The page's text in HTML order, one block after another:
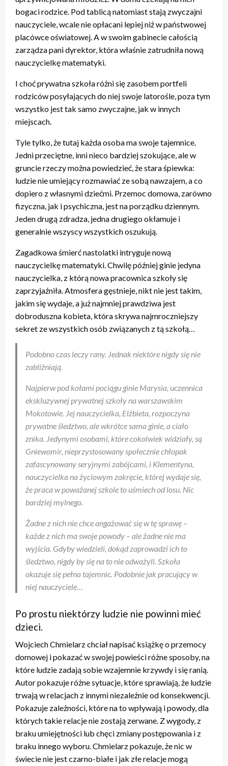
bogaci rodzice. Pod tablicą natomiast stają zwyczajni
nauczyciele, wcale nie opłacani lepiej niż w państwowej
placówce oświatowej. A w swoim gabinecie całością
zarządza pani dyrektor, która właśnie zatrudniła nową
nauczycielkę matematyki.
I choć prywatna szkoła różni się zasobem portfeli
rodziców posyłających do niej swoje latorośle, poza tym
wszystko jest tak samo zwyczajne, jak w innych
miejscach.
Tyle tylko, że tutaj każda osoba ma swoje tajemnice.
Jedni przeciętne, inni nieco bardziej szokujące, ale w
gruncie rzeczy można powiedzieć, że stara śpiewka:
ludzie nie umiejący rozmawiać ze sobą nawzajem, a co
dopiero z własnymi dziećmi. Przemoc domowa, zarówno
fizyczna, jak i psychiczna, jest na porządku dziennym.
Jeden drugą zdradza, jedna drugiego okłamuje i
generalnie wszyscy wszystkich oszukują.
Zagadkowa śmierć nastolatki intryguje nową
nauczycielkę matematyki. Chwilę później ginie jedyna
nauczycielka, z którą nowa pracownica szkoły się
zaprzyjaźniła. Atmosfera gęstnieje, nikt nie jest takim,
jakim się wydaje, a już najmniej prawdziwa jest
dobroduszna kobieta, która skrywa najmroczniejszy
sekret ze wszystkich osób związanych z tą szkołą…
Podobno czas leczy rany. Jednak niektóre nigdy się nie
zabliźniają.
Najpierw pod kołami pociągu ginie Marysia, uczennica
ekskluzywnej prywatnej szkoły na warszawskim
Mokotowie. Jej nauczycielka, Elżbieta, rozpoczyna
prywatne śledztwo, ale wkrótce sama ginie, a ciało
znika. Jedynymi osobami, które cokolwiek widziały, są
Gniewomir, nieprzystosowany społecznie chłopak
zafascynowany seryjnymi zabójcami, i Klementyna,
nauczycielka na życiowym zakręcie, której wydaje się,
że praca w poważanej szkole to uśmiech od losu. Nic
bardziej mylnego.
Żadne z nich nie chce angażować się w tę sprawę –
każde z nich ma swoje powody – ale żadne nie ma
wyjścia. Gdyby wiedzieli, dokąd zaprowadzi ich to
śledztwo, nigdy by się na to nie odważyli. Szkoła
okazuje się pełna tajemnic. Podobnie jak pracujący w
niej nauczyciele…
Po prostu niektórzy ludzie nie powinni mieć
dzieci.
Wojciech Chmielarz chciał napisać książkę o przemocy
domowej i pokazać w swojej powieści różne sposoby, na
które ludzie zadają sobie wzajemnie krzywdy i się ranią.
Autor pokazuje różne sytuacje, które sprawiają, że ludzie
trwają w relacjach z innymi niezależnie od konsekwencji.
Pokazuje zależności, które na to wpływają i powody, dla
których takie relacje nie zostają zerwane. Z wygody, z
braku umiejętności lub chęci zmiany postępowania i z
braku innego wyboru. Chmielarz pokazuje, że nic w
świecie nie jest czarno-białe i jak złe relacje mogą